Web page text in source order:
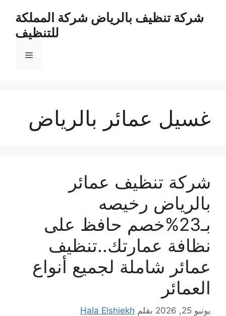
شركة تنظيف بالرياض شركة المملكة
للتنظيف
القائمة
غسيل عمائر بالرياض
شركة تنظيف عمائر
بالرياض رخيصه
بـ23%خصم حافظ على
نظافة عمارتك..تنظيف
عمائر شاملة لجميع أنواع
العمائر
يونيو 25, 2026 بقلم Hala Elshiekh